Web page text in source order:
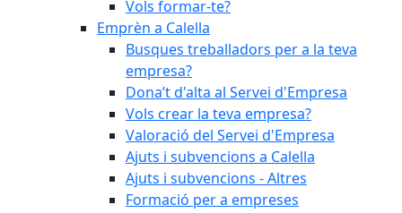
Vols formar-te?
Emprèn a Calella
Busques treballadors per a la teva
empresa?
Dona’t d'alta al Servei d'Empresa
Vols crear la teva empresa?
Valoració del Servei d'Empresa
Ajuts i subvencions a Calella
Ajuts i subvencions - Altres
Formació per a empreses